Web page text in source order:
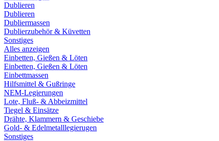
Dublieren
Dublieren
Dubliermassen
Dublierzubehör & Küvetten
Sonstiges
Alles anzeigen
Einbetten, Gießen & Löten
Einbetten, Gießen & Löten
Einbettmassen
Hilfsmittel & Gußringe
NEM-Legierungen
Lote, Fluß- & Abbeizmittel
Tiegel & Einsätze
Drähte, Klammern & Geschiebe
Gold- & Edelmetalllegierugen
Sonstiges